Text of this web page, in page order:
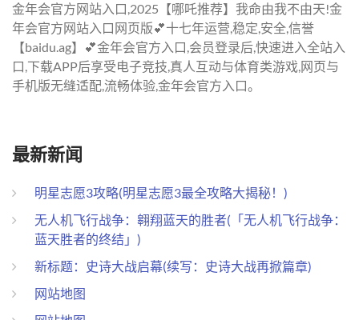
金年会官方网站入口,2025【哪吒推荐】我命由我不由天!金
年会官方网站入口网页版💕十七年运营,稳定,安全,信誉
【baidu.ag】💕金年会官方入口,会员登录后,快速进入全站入
口,下载APP后享受电子竞技,真人互动与体育类游戏,网页与
手机版无缝适配,流畅体验,金年会官方入口。
最新新闻
明星志愿3攻略(明星志愿3最全攻略大揭秘！)
无人机飞行战争：翱翔蓝天的胜者(「无人机飞行战争：
蓝天胜者的终结」)
新标题：史诗大战启幕(续写：史诗大战再掀篇章)
网站地图